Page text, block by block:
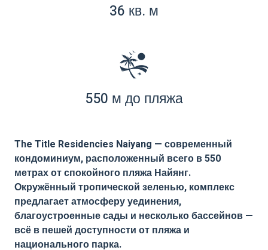
36 кв. м
550 м до пляжа
The Title Residencies Naiyang — современный
кондоминиум, расположенный всего в 550
метрах от спокойного пляжа Найянг.
Окружённый тропической зеленью, комплекс
предлагает атмосферу уединения,
благоустроенные сады и несколько бассейнов —
всё в пешей доступности от пляжа и
национального парка.